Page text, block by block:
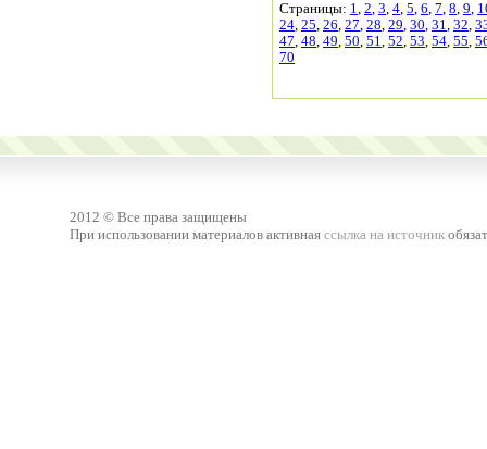
Страницы: 1, 2, 3, 4, 5, 6, 7, 8, 9,
24, 25, 26, 27, 28, 29, 30, 31, 32,
47, 48, 49, 50, 51, 52, 53, 54, 55,
70
2012 © Все права защищены
При использовании материалов активная ссылка на источник